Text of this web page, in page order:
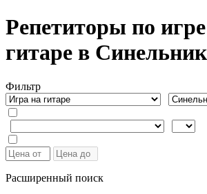
Репетиторы по
гитаре в
Фильтр
Расширенный поиск